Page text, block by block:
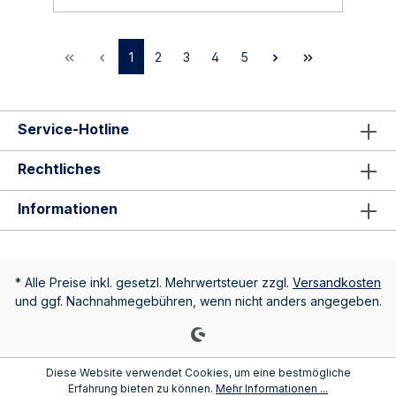
sie vor der Inbetriebnahme die
der Verpackung sorgfältig durch und
bewahren diese auf. Nehmen sie keine
nur spannungsfrei erfolgen. Elektroarbeiten
dürfen nur durch Fachkräfte durchgeführt
1 2 3 4 5
Service-Hotline
Rechtliches
Informationen
* Alle Preise inkl. gesetzl. Mehrwertsteuer zzgl. Versandkosten
und ggf. Nachnahmegebühren, wenn nicht anders angegeben.
Diese Website verwendet Cookies, um eine bestmögliche
Erfahrung bieten zu können. Mehr Informationen ...